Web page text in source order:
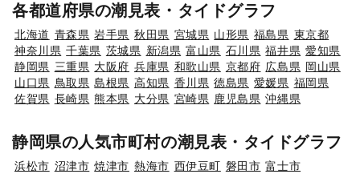
各都道府県の潮見表・タイドグラフ
北海道 青森県 岩手県 秋田県 宮城県 山形県 福島県 東京都
神奈川県 千葉県 茨城県 新潟県 富山県 石川県 福井県 愛知県
静岡県 三重県 大阪府 兵庫県 和歌山県 京都府 広島県 岡山県
山口県 鳥取県 島根県 高知県 香川県 徳島県 愛媛県 福岡県
佐賀県 長崎県 熊本県 大分県 宮崎県 鹿児島県 沖縄県
静岡県の人気市町村の潮見表・タイドグラフ
浜松市 沼津市 焼津市 熱海市 西伊豆町 磐田市 富士市